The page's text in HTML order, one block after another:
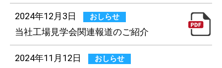
2024年12月3日 おしらせ
当社工場見学会関連報道のご紹介
2024年11月12日 おしらせ